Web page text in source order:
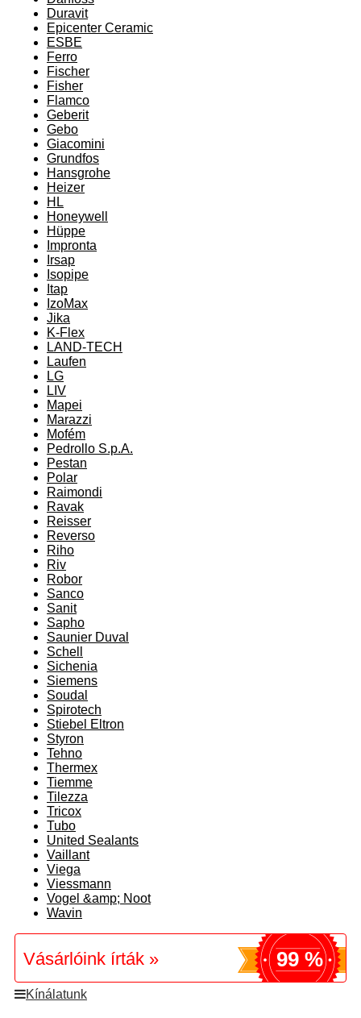
Duravit
Epicenter Ceramic
ESBE
Ferro
Fischer
Fisher
Flamco
Geberit
Gebo
Giacomini
Grundfos
Hansgrohe
Heizer
HL
Honeywell
Hüppe
Impronta
Irsap
Isopipe
Itap
IzoMax
Jika
K-Flex
LAND-TECH
Laufen
LG
LIV
Mapei
Marazzi
Mofém
Pedrollo S.p.A.
Pestan
Polar
Raimondi
Ravak
Reisser
Reverso
Riho
Riv
Robor
Sanco
Sanit
Sapho
Saunier Duval
Schell
Sichenia
Siemens
Soudal
Spirotech
Stiebel Eltron
Styron
Tehno
Thermex
Tiemme
Tilezza
Tricox
Tubo
United Sealants
Vaillant
Viega
Viessmann
Vogel &amp; Noot
Wavin
Vásárlóink írták » 99 %
Kínálatunk